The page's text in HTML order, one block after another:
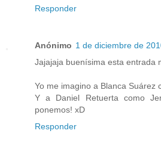
Responder
Anónimo 1 de diciembre de
Jajajaja buenísima esta entrada
Yo me imagino a Blanca Suárez
Y a Daniel Retuerta como
ponemos! xD
Responder